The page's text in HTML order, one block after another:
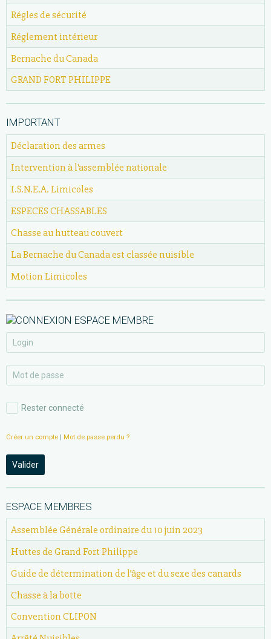
Régles de sécurité
Réglement intérieur
Bernache du Canada
GRAND FORT PHILIPPE
IMPORTANT
Déclaration des armes
Intervention à l'assemblée nationale
I.S.N.E.A. Limicoles
ESPECES CHASSABLES
Chasse au hutteau couvert
La Bernache du Canada est classée nuisible
Motion Limicoles
Rester connecté
Créer un compte | Mot de passe perdu ?
Valider
ESPACE MEMBRES
Assemblée Générale ordinaire du 10 juin 2023
Huttes de Grand Fort Philippe
Guide de détermination de l’âge et du sexe des canards
Chasse à la botte
Convention CLIPON